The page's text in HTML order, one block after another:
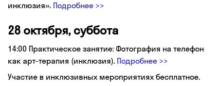
инклюзия». Подробнее >>
28 октября, суббота
14:00 Практическое занятие: Фотография на телефон
как арт-терапия (инклюзия). Подробнее >>
Участие в инклюзивных мероприятиях бесплатное.